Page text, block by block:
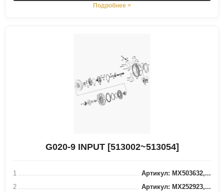
Подробнее >
G020-9 INPUT [513002~513054]
1
Артикул: MX503632,...
2
Артикул: MX252923,...